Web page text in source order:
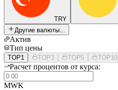
TRY
Другие валюты...
Актив
Тип цены
TOP1 TOP3 TOP5 TOP10
Расчет процентов от курса:
MWK